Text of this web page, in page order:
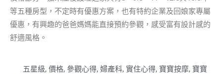
等五種房型，不定時有優惠方案，也有特約企業及回娘家專屬
優惠，有興趣的爸爸媽媽能直接預約參觀，感受富有設計感的
舒適風格。
五星級, 價格, 參觀心得, 婦產科, 實住心得, 寶寶按摩, 寶寶